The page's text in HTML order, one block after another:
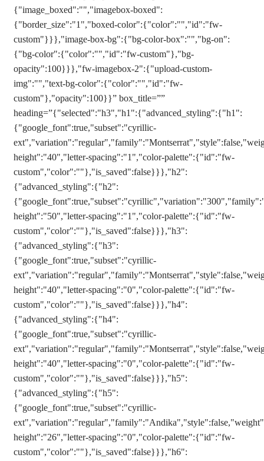
{"image_boxed":"","imagebox-boxed":
{"border_size":"1","boxed-color":{"color":"","id":"fw-
custom"}}},"image-box-bg":{"bg-color-box":"","bg-on":
{"bg-color":{"color":"","id":"fw-custom"},"bg-
opacity":100}}},"fw-imagebox-2":{"upload-custom-
img":"","text-bg-color":{"color":"","id":"fw-
custom"},"opacity":100}}” box_title=””
heading=”{"selected":"h3","h1":{"advanced_styling":{"h1":
{"google_font":true,"subset":"cyrillic-
height":"40","letter-spacing":"1","color-palette":{"id":"fw-
custom","color":""},"is_saved":false}}},"h2":
{"advanced_styling":{"h2":
height":"50","letter-spacing":"1","color-palette":{"id":"fw-
custom","color":""},"is_saved":false}}},"h3":
{"advanced_styling":{"h3":
{"google_font":true,"subset":"cyrillic-
height":"40","letter-spacing":"0","color-palette":{"id":"fw-
custom","color":""},"is_saved":false}}},"h4":
{"advanced_styling":{"h4":
{"google_font":true,"subset":"cyrillic-
height":"40","letter-spacing":"0","color-palette":{"id":"fw-
custom","color":""},"is_saved":false}}},"h5":
{"advanced_styling":{"h5":
{"google_font":true,"subset":"cyrillic-
height":"26","letter-spacing":"0","color-palette":{"id":"fw-
custom","color":""},"is_saved":false}}},"h6":